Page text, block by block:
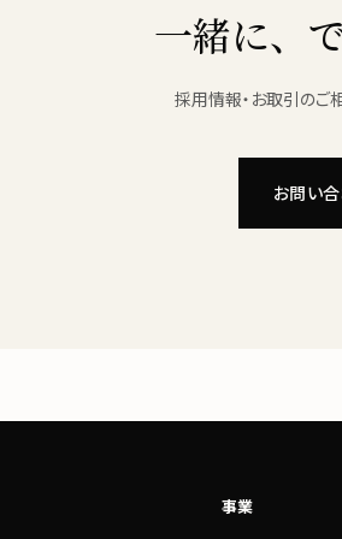
一緒に、
採用情報・お取引のご
お問い
事業